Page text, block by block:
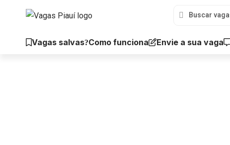
Vagas salvas Como funciona Envie a sua vaga